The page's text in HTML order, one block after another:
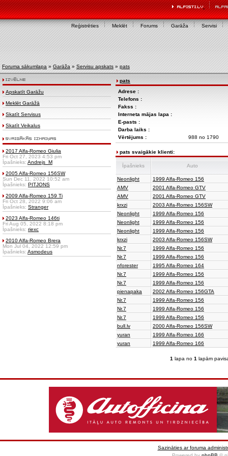
Reģistrēties Meklēt Forums Garāža Servisi
Foruma sākumlapa » Garāža » Servisu apskats » pats
Apskatīt Garāžu
Meklēt Garāžā
Skatīt Servisus
Skatīt Veikalus
2017 Alfa-Romeo Giulia
Fri Oct 27, 2023 4:53 pm
Īpašnieks: Andrejs_M
2005 Alfa-Romeo 156SW
Sun Dec 11, 2022 10:52 am
Īpašnieks: PITJONS
2009 Alfa-Romeo 159 Ti
Fri Oct 28, 2022 9:06 am
Īpašnieks: Stranger
2023 Alfa-Romeo 146ti
Fri Aug 05, 2022 8:18 pm
Īpašnieks: riexc
2010 Alfa-Romeo Brera
Mon Jul 04, 2022 12:59 pm
Īpašnieks: Asmodeus
pats
Adrese :
Telefons :
Fakss :
Interneta mājas lapa :
E-pasts :
Darba laiks :
Vērtējums :
988 no 1790
pats svaigākie klienti:
Īpašnieks Auto
Neonlight
1999 Alfa-Romeo 156
AMV
2001 Alfa-Romeo GTV
AMV
2001 Alfa-Romeo GTV
krxzi
2003 Alfa-Romeo 156SW
Neonlight
1999 Alfa-Romeo 156
Neonlight
1999 Alfa-Romeo 156
Neonlight
1999 Alfa-Romeo 156
krxzi
2003 Alfa-Romeo 156SW
Nr.7
1999 Alfa-Romeo 156
Nr.7
1999 Alfa-Romeo 156
nforester
1995 Alfa-Romeo 164
Nr.7
1999 Alfa-Romeo 156
Nr.7
1999 Alfa-Romeo 156
pienapaka
2002 Alfa-Romeo 156GTA
Nr.7
1999 Alfa-Romeo 156
Nr.7
1999 Alfa-Romeo 156
Nr.7
1999 Alfa-Romeo 156
bull.lv
2000 Alfa-Romeo 156SW
yuran
1999 Alfa-Romeo 166
yuran
1999 Alfa-Romeo 166
1 lapa no 1 lapām
Sazināties ar foruma